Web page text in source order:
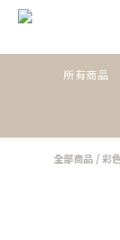
所有商品
全部商品 /彩